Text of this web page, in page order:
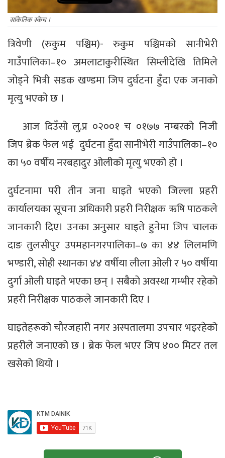
सांकेतिक स्केच ।
त्रिवेणी (रुकुम पश्चिम)- रुकुम पश्चिमको सानीभेरी
गाउँपालिका–१० अमलाटाकुरीस्थित सिम्लीदेखि तिमिले
जोड्ने भित्री सडक खण्डमा जिप दुर्घटना हुँदा एक जनाको
मृत्यु भएको छ ।
आज दिउँसो लु.प्र ०२००१ च ०१७७ नम्बरको निजी
जिप ब्रेक फेल भई दुर्घटना हुँदा सानीभेरी गाउँपालिका–१०
का ५० वर्षीय नरबहादुर ओलीको मृत्यु भएको हो ।
दुर्घटनामा परी तीन जना घाइते भएको जिल्ला प्रहरी
कार्यालयका सूचना अधिकारी प्रहरी निरीक्षक ऋषि पाठकले
जानकारी दिए। उनका अनुसार घाइते हुनेमा जिप चालक
दाङ तुलसीपुर उपमहानगरपालिका–७ का ४४ लिलमणि
भण्डारी, सोही स्थानका ४४ वर्षीया लीला ओली र ५० वर्षीया
दुर्गा ओली घाइते भएका छन् । सबैको अवस्था गम्भीर रहेको
प्रहरी निरीक्षक पाठकले जानकारी दिए ।
घाइतेहरूको चौरजहारी नगर अस्पतालमा उपचार भइरहेको
प्रहरीले जनाएको छ । ब्रेक फेल भएर जिप ४०० मिटर तल
खसेको थियो ।